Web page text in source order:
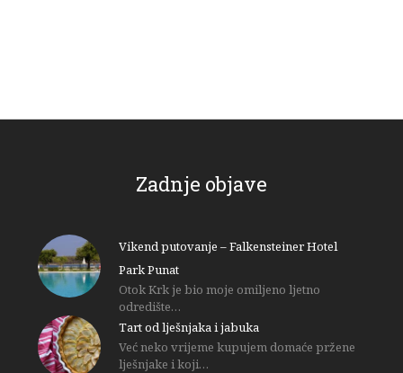
Zadnje objave
Vikend putovanje – Falkensteiner Hotel
Park Punat
Otok Krk je bio moje omiljeno ljetno
odredište…
Tart od lješnjaka i jabuka
Već neko vrijeme kupujem domaće pržene
lješnjake i koji…